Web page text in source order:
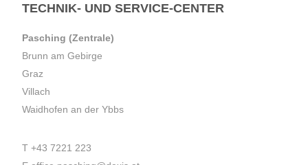
TECHNIK- UND SERVICE-CENTER
Pasching (Zentrale)
Brunn am Gebirge
Graz
Villach
Waidhofen an der Ybbs
T +43 7221 223